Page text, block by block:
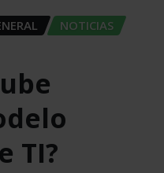
NOTICIAS
TI?